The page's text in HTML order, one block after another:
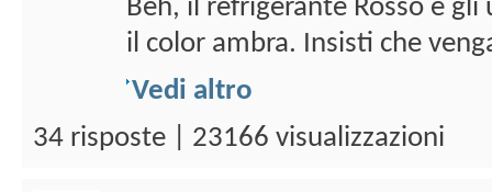
Beh, il refrigerante Rosso e
il color ambra. Insisti che
Vedi altro
34 risposte | 23166 visualizzazioni